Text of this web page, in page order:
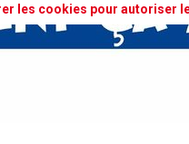
les cookies pour autoriser